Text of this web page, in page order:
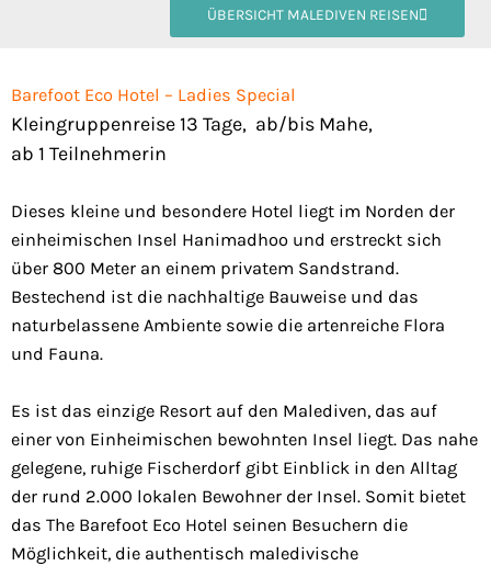
ÜBERSICHT MALEDIVEN REISEN
Barefoot Eco Hotel – Ladies Special
Kleingruppenreise 13 Tage, ab/bis Mahe,
ab 1 Teilnehmerin
Dieses kleine und besondere Hotel liegt im Norden der
einheimischen Insel Hanimadhoo und erstreckt sich
über 800 Meter an einem privatem Sandstrand.
Bestechend ist die nachhaltige Bauweise und das
naturbelassene Ambiente sowie die artenreiche Flora
und Fauna.
Es ist das einzige Resort auf den Malediven, das auf
einer von Einheimischen bewohnten Insel liegt. Das nahe
gelegene, ruhige Fischerdorf gibt Einblick in den Alltag
der rund 2.000 lokalen Bewohner der Insel. Somit bietet
das The Barefoot Eco Hotel seinen Besuchern die
Möglichkeit, die authentisch maledivische